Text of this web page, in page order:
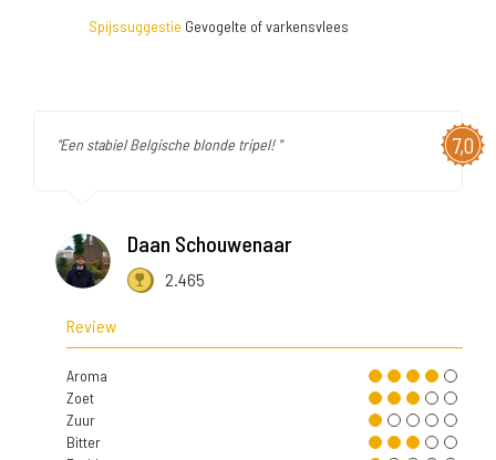
Spijssuggestie Gevogelte of varkensvlees
7,0
"Een stabiel Belgische blonde tripel! "
Daan Schouwenaar
2.465
Review
Aroma
Zoet
Zuur
Bitter